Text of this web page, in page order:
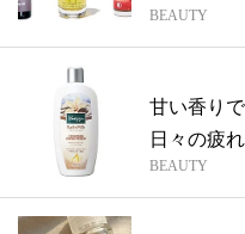
選
BEAUTY
甘い香り
日々の疲
BEAUTY